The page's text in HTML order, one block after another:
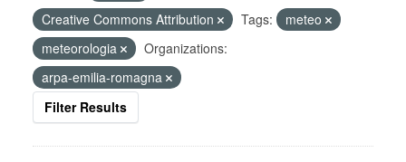
Creative Commons Attribution
Tags:
meteo
meteorologia
Organizations:
arpa-emilia-romagna
Filter Results